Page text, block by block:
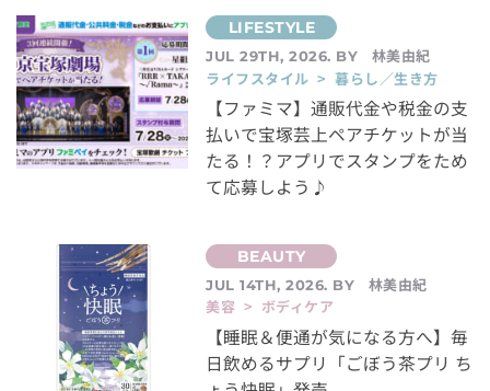
JUL 29TH, 2026. BY
林美由紀
ライフスタイル > 暮らし／生き方
【ファミマ】通販代金や税金の支
払いで宝塚芸上ペアチケットが当
たる！？アプリでスタンプをため
て応募しよう♪
JUL 14TH, 2026. BY
林美由紀
美容 > ボディケア
【睡眠＆便通が気になる方へ】毎
日飲めるサプリ「ごぼう茶プリ ち